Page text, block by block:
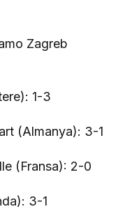
Zagreb
1-3
(Almanya): 3-1
(Fransa): 2-0
3-1